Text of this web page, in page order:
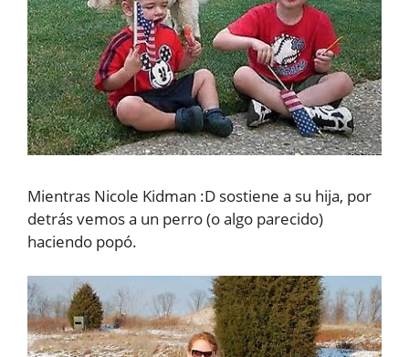
Mientras Nicole Kidman :D sostiene a su hija, por
detrás vemos a un perro (o algo parecido)
haciendo popó.